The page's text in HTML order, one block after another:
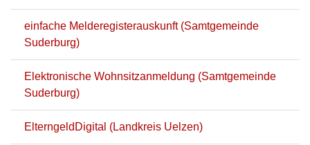
einfache Melderegisterauskunft (Samtgemeinde
Suderburg)
Elektronische Wohnsitzanmeldung (Samtgemeinde
Suderburg)
ElterngeldDigital (Landkreis Uelzen)